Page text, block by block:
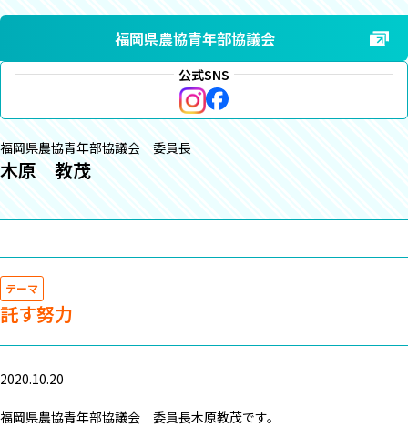
福岡県農協青年部協議会
公式SNS
福岡県農協青年部協議会 委員長
木原 教茂
テーマ
託す努力
2020.10.20
福岡県農協青年部協議会 委員長木原教茂です。